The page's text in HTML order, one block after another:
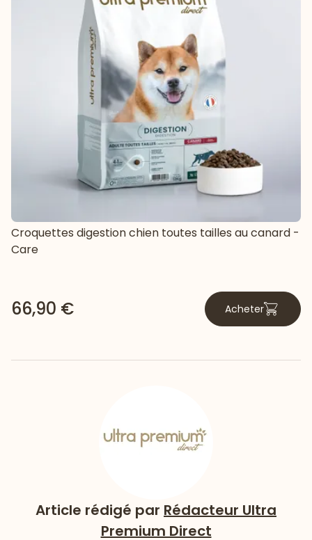
Croquettes digestion chien toutes tailles au canard -
Care
66,90 € Acheter
Article rédigé par Rédacteur Ultra
Premium Direct